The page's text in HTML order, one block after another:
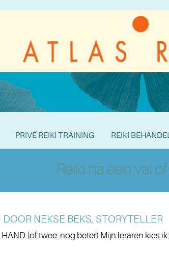
PRIVÉ REIKI TRAINING REIKI
Reiki na een val
NEKSE BEKS, STORYTELLER
HAND (of twee: nog beter) Mijn leraren kies